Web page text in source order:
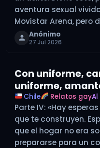
aventura sexual
Movistar Arena, pero
de los noventa fue
y en absoluto…
Anónimo
27 Jul 2026
Con uniforme,
uniforme,
Chile Relatos gayAl
Parte IV: «Hay
que te construyen.
que el hogar no era
prepararse para un